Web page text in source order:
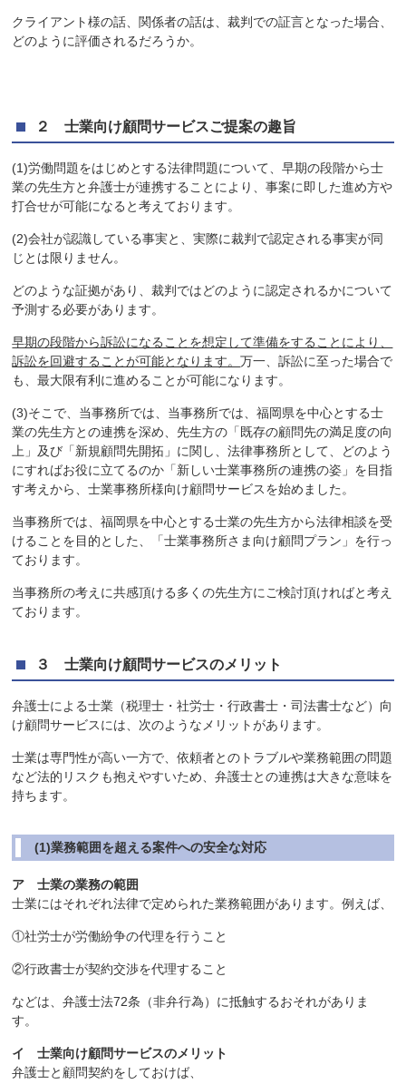
クライアント様の話、関係者の話は、裁判での証言となった場合、
どのように評価されるだろうか。
２ 士業向け顧問サービスご提案の趣旨
(1)労働問題をはじめとする法律問題について、早期の段階から士
業の先生方と弁護士が連携することにより、事案に即した進め方や
打合せが可能になると考えております。
(2)会社が認識している事実と、実際に裁判で認定される事実が同
じとは限りません。
どのような証拠があり、裁判ではどのように認定されるかについて
予測する必要があります。
早期の段階から訴訟になることを想定して準備をすることにより、
訴訟を回避することが可能となります。万一、訴訟に至った場合で
も、最大限有利に進めることが可能になります。
(3)そこで、当事務所では、当事務所では、福岡県を中心とする士
業の先生方との連携を深め、先生方の「既存の顧問先の満足度の向
上」及び「新規顧問先開拓」に関し、法律事務所として、どのよう
にすればお役に立てるのか「新しい士業事務所の連携の姿」を目指
す考えから、士業事務所様向け顧問サービスを始めました。
当事務所では、福岡県を中心とする士業の先生方から法律相談を受
けることを目的とした、「士業事務所さま向け顧問プラン」を行っ
ております。
当事務所の考えに共感頂ける多くの先生方にご検討頂ければと考え
ております。
３ 士業向け顧問サービスのメリット
弁護士による士業（税理士・社労士・行政書士・司法書士など）向
け顧問サービスには、次のようなメリットがあります。
士業は専門性が高い一方で、依頼者とのトラブルや業務範囲の問題
など法的リスクも抱えやすいため、弁護士との連携は大きな意味を
持ちます。
(1)業務範囲を超える案件への安全な対応
ア 士業の業務の範囲
士業にはそれぞれ法律で定められた業務範囲があります。例えば、
①社労士が労働紛争の代理を行うこと
②行政書士が契約交渉を代理すること
などは、弁護士法72条（非弁行為）に抵触するおそれがありま
す。
イ 士業向け顧問サービスのメリット
弁護士と顧問契約をしておけば、